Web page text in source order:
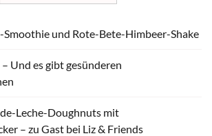
und Rote-Bete-Himbeer-Shake
Und es gibt gesünderen
Leche-Doughnuts mit
– zu Gast bei Liz & Friends